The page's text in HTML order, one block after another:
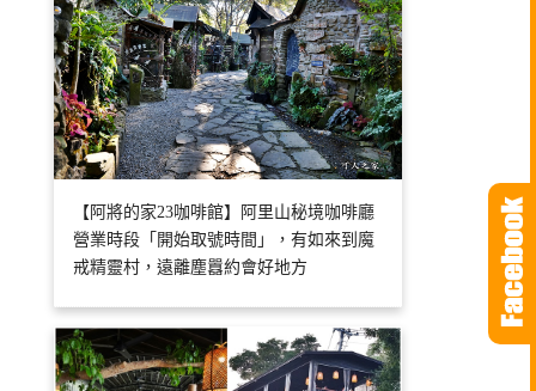
【阿將的家23咖啡館】阿里山秘境咖啡廳
營業時段「開始取號時間」，有如來到魔
戒精靈村，遠離塵囂約會好地方